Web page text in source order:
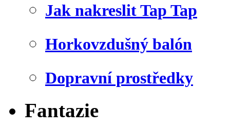
Jak nakreslit Tap Tap
Horkovzdušný balón
Dopravní prostředky
Fantazie